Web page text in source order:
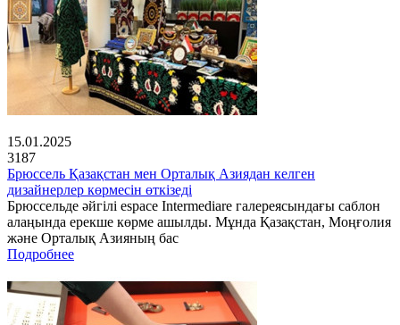
15.01.2025
3187
Брюссель Қазақстан мен Орталық Азиядан келген
дизайнерлер көрмесін өткізеді
Брюссельде әйгілі espace Intermediare галереясындағы саблон
алаңында ерекше көрме ашылды. Мұнда Қазақстан, Моңғолия
және Орталық Азияның бас
Подробнее